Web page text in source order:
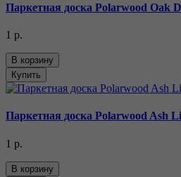
Паркетная доска Polarwood Oak
1 р.
В корзину
Купить
Паркетная доска Polarwood Ash
1 р.
В корзину